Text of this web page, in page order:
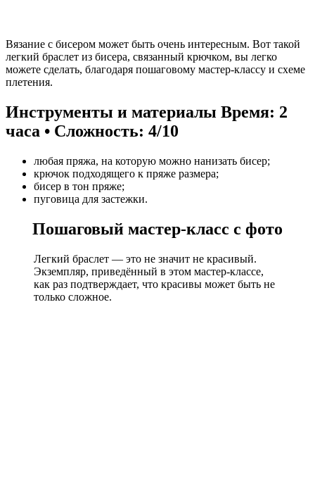
Вязание с бисером может быть очень интересным. Вот такой
легкий браслет из бисера, связанный крючком, вы легко
можете сделать, благодаря пошаговому мастер-классу и схеме
плетения.
Инструменты и материалы Время: 2
часа • Сложность: 4/10
любая пряжа, на которую можно нанизать бисер;
крючок подходящего к пряже размера;
бисер в тон пряже;
пуговица для застежки.
Пошаговый мастер-класс с фото
Легкий браслет — это не значит не красивый.
Экземпляр, приведённый в этом мастер-классе,
как раз подтверждает, что красивы может быть не
только сложное.